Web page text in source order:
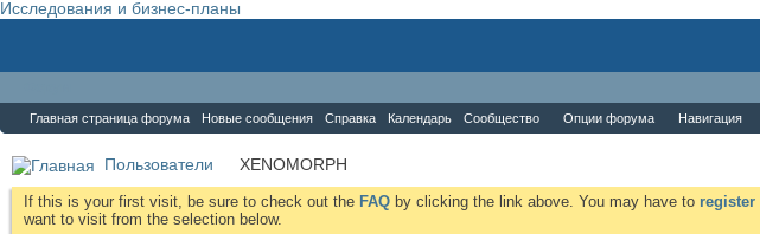
Исследования и бизнес-планы
Главная страница форума Новые сообщения Справка Календарь Сообщество Опции форума Навигация
Пользователи XENOMORPH
If this is your first visit, be sure to check out the FAQ by clicking the link above. You may have to register
want to visit from the selection below.